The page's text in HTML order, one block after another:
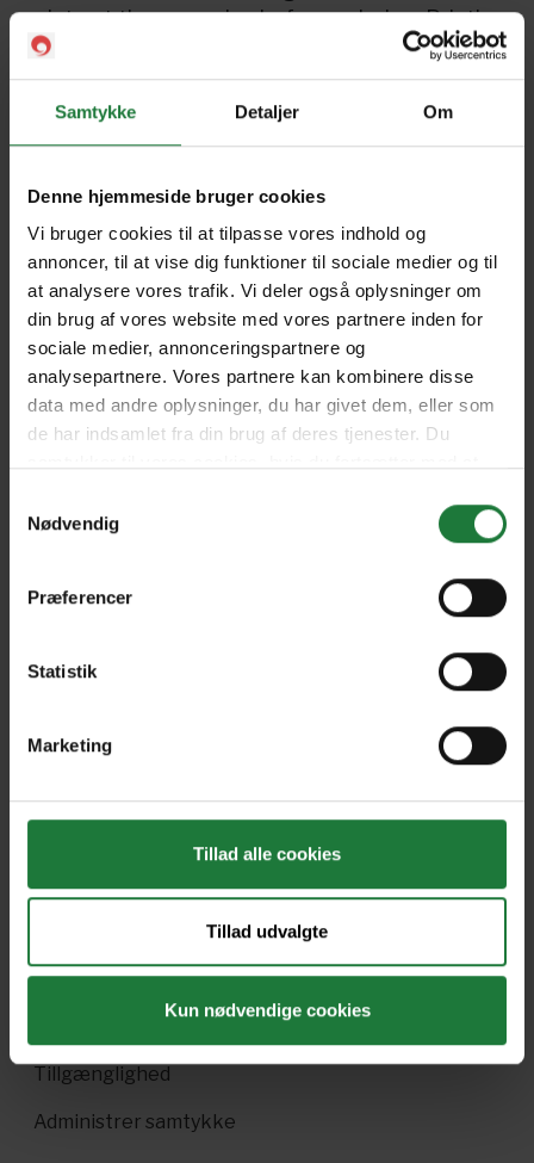
Samtykke Detaljer Om
Denne hjemmeside bruger cookies
Vi bruger cookies til at tilpasse vores indhold og
annoncer, til at vise dig funktioner til sociale medier og til
at analysere vores trafik. Vi deler også oplysninger om
din brug af vores website med vores partnere inden for
sociale medier, annonceringspartnere og
analysepartnere. Vores partnere kan kombinere disse
data med andre oplysninger, du har givet dem, eller som
de har indsamlet fra din brug af deres tjenester. Du
Nødvendig
Præferencer
Statistik
Marketing
Tillad alle cookies
Tillad udvalgte
Kun nødvendige cookies
print out the magazine before coloring. Printing
is available from PC/Mac, but is not currently
supported for iOS, Android and Windows apps.
Kom igang
Colouring Book Heaven
Above
Forrige Næste
Gavekort
Danske magasiner
Handelsbetingelser
Ophavsret og vilkår
Tillgænglighed
Administrer samtykke